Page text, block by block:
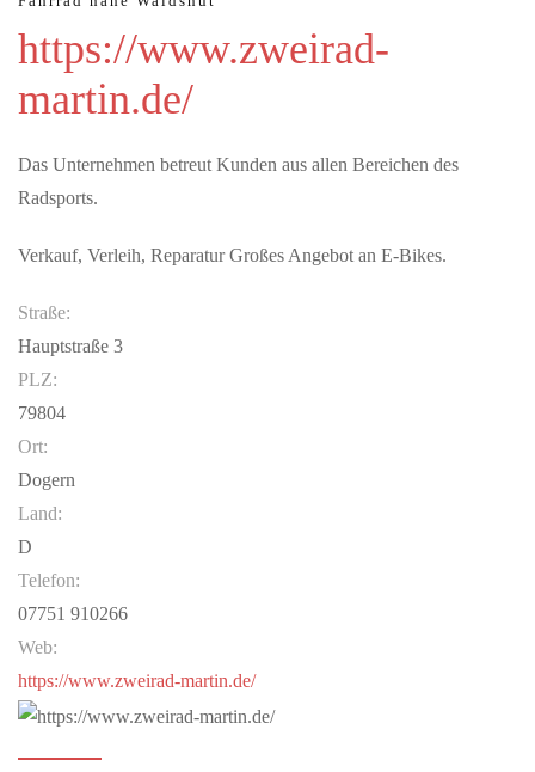
https://www.zweirad-
martin.de/
Das Unternehmen betreut Kunden aus allen Bereichen des
Radsports.
Verkauf, Verleih, Reparatur Großes Angebot an E-Bikes.
Straße:
Hauptstraße 3
PLZ:
79804
Ort:
Dogern
Land:
D
Telefon:
07751 910266
Web:
https://www.zweirad-martin.de/